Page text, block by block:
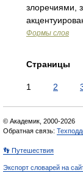
злоречиями,
Формы слов
Страницы
1 2
© Академик, 2000-2026
Обратная связь:
👣 Путешествия
Экспорт словарей на